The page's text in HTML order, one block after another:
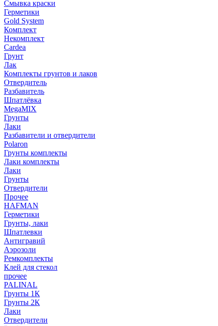
Смывка краски
Герметики
Gold System
Комплект
Некомплект
Cardea
Грунт
Лак
Комплекты грунтов и лаков
Отвердитель
Разбавитель
Шпатлёвка
MegaMIX
Грунты
Лаки
Разбавители и отвердители
Polaron
Грунты комплекты
Лаки комплекты
Лаки
Грунты
Отвердители
Прочее
HAFMAN
Герметики
Грунты, лаки
Шпатлевки
Антигравий
Аэрозоли
Ремкомплекты
Клей для стекол
прочее
PALINAL
Грунты 1К
Грунты 2К
Лаки
Отвердители